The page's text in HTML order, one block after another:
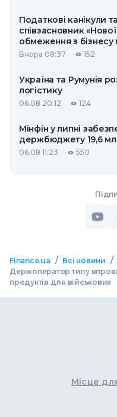
Податкові канікули
співзасновник
обмеження з бізнесу
Вчора 08:37 152
Україна та Румунія
логістику
06.08 20:12 124
Мінфін у липні
держбюджету 19,6
06.08 11:23 550
Finance.ua / Всі новини /
Держоператор тилу
продуктів для військових
Місце